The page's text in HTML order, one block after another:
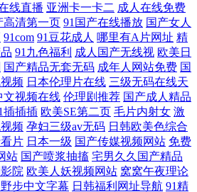
产又长又粗 亚洲精品无码第一页 猛男gv 91天
情第五十页 99热在线视频 人妻在线91播放 撮
电影天堂_电影天堂在线观看 婷婷精品国产一
理一 五月天综合色 国产日韩九久 亚洲ab永久
欧美另类 久久热狠狠撸 中日不卡免费视频 欧
线直播 亚洲卡一卡二 成人在线免费
高清第一页 91国产在线播放 国产女人
91com 91豆花成人 哪里有A片网址 精
91九色福利 成人国产无线视 欧美日
国产精品无套无码 成年人网站免费 国
频 日本伦理片在线 三级无码在线天
文视频在线 伦理剧推荐 国产成人精品
插插插 欧美SE第二页 毛片内射女 激
频 孕妇三级av无码 日韩欧美色综合
片 日本一级 国产传媒视频网站 免费
站 国产喷浆抽搐 宅男久久国产精品
院 欧美人妖视频网站 窝窝午夜理论
步中文字幕 日韩福利网址导航 91精